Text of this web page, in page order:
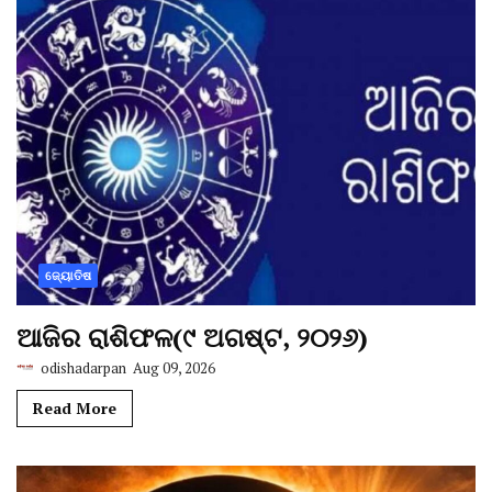
ଜ୍ୟୋତିଷ
ଆଜିର ରାଶିଫଳ(୯ ଅଗଷ୍ଟ, ୨୦୨୬)
odishadarpan Aug 09, 2026
Read More